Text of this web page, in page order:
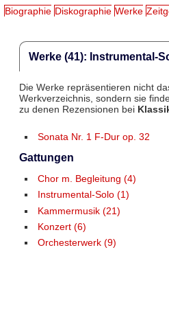
Biographie Diskographie Werke
Werke (41): Instrumental-
Die Werke repräsentieren nicht
Werkverzeichnis, sondern sie
zu denen Rezensionen bei
Sonata Nr. 1 F-Dur op. 32
Gattungen
Chor m. Begleitung (4)
Instrumental-Solo (1)
Kammermusik (21)
Konzert (6)
Orchesterwerk (9)